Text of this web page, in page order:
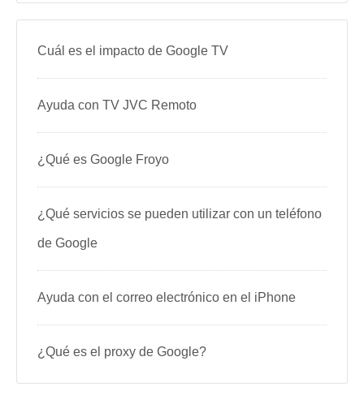
Cuál es el impacto de Google TV
Ayuda con TV JVC Remoto
¿Qué es Google Froyo
¿Qué servicios se pueden utilizar con un teléfono
de Google
Ayuda con el correo electrónico en el iPhone
¿Qué es el proxy de Google?